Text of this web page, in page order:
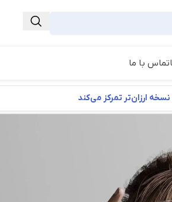
تماس با ما
ارزان‌تر تمرکز می‌کند